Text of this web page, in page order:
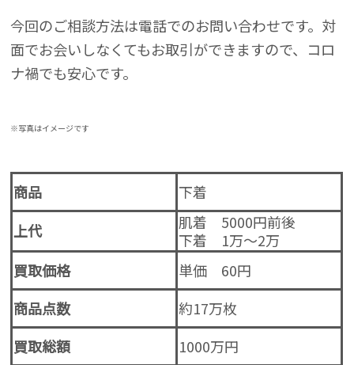
今回のご相談方法は電話でのお問い合わせです。対
面でお会いしなくてもお取引ができますので、コロ
ナ禍でも安心です。
※写真はイメージです
商品
下着
上代
肌着 5000円前後
下着 1万～2万
買取価格
単価 60円
商品点数
約17万枚
買取総額
1000万円